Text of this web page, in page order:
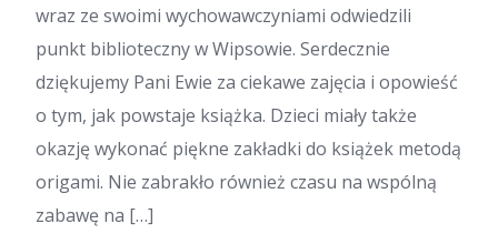
wraz ze swoimi wychowawczyniami odwiedzili
punkt biblioteczny w Wipsowie. Serdecznie
dziękujemy Pani Ewie za ciekawe zajęcia i opowieść
o tym, jak powstaje książka. Dzieci miały także
okazję wykonać piękne zakładki do książek metodą
origami. Nie zabrakło również czasu na wspólną
zabawę na […]